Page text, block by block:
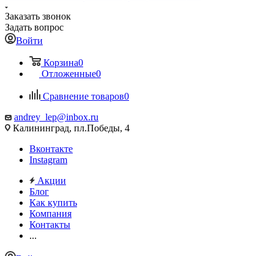
Заказать звонок
Задать вопрос
Войти
Корзина0
Отложенные0
Сравнение товаров0
andrey_lep@inbox.ru
Калининград, пл.Победы, 4
Вконтакте
Instagram
Акции
Блог
Как купить
Компания
Контакты
...